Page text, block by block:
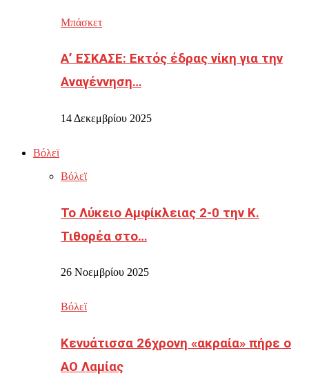
Μπάσκετ
Α’ ΕΣΚΑΣΕ: Εκτός έδρας νίκη για την
Αναγέννηση…
14 Δεκεμβρίου 2025
Βόλεϊ
Βόλεϊ
Το Λύκειο Αμφίκλειας 2-0 την Κ.
Τιθορέα στο…
26 Νοεμβρίου 2025
Βόλεϊ
Κενυάτισσα 26χρονη «ακραία» πήρε ο
ΑΟ Λαμίας